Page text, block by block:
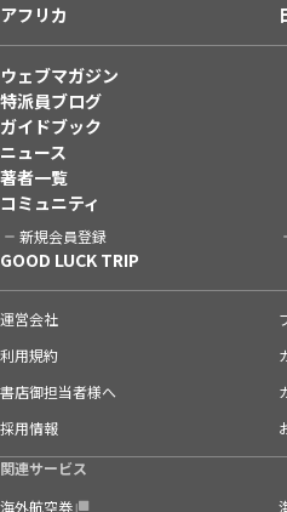
アフリカ
ウェブマガジン
特派員ブログ
ガイドブック
ニュース
著者一覧
コミュニティ
新規会員登録
GOOD LUCK TRIP
運営会社
利用規約
書店御担当者様へ
採用情報
関連サービス
海外航空券